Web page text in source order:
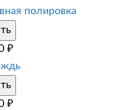
полировка
₽
₽